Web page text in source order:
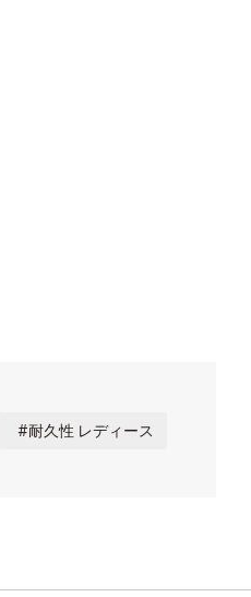
耐久性 レディース